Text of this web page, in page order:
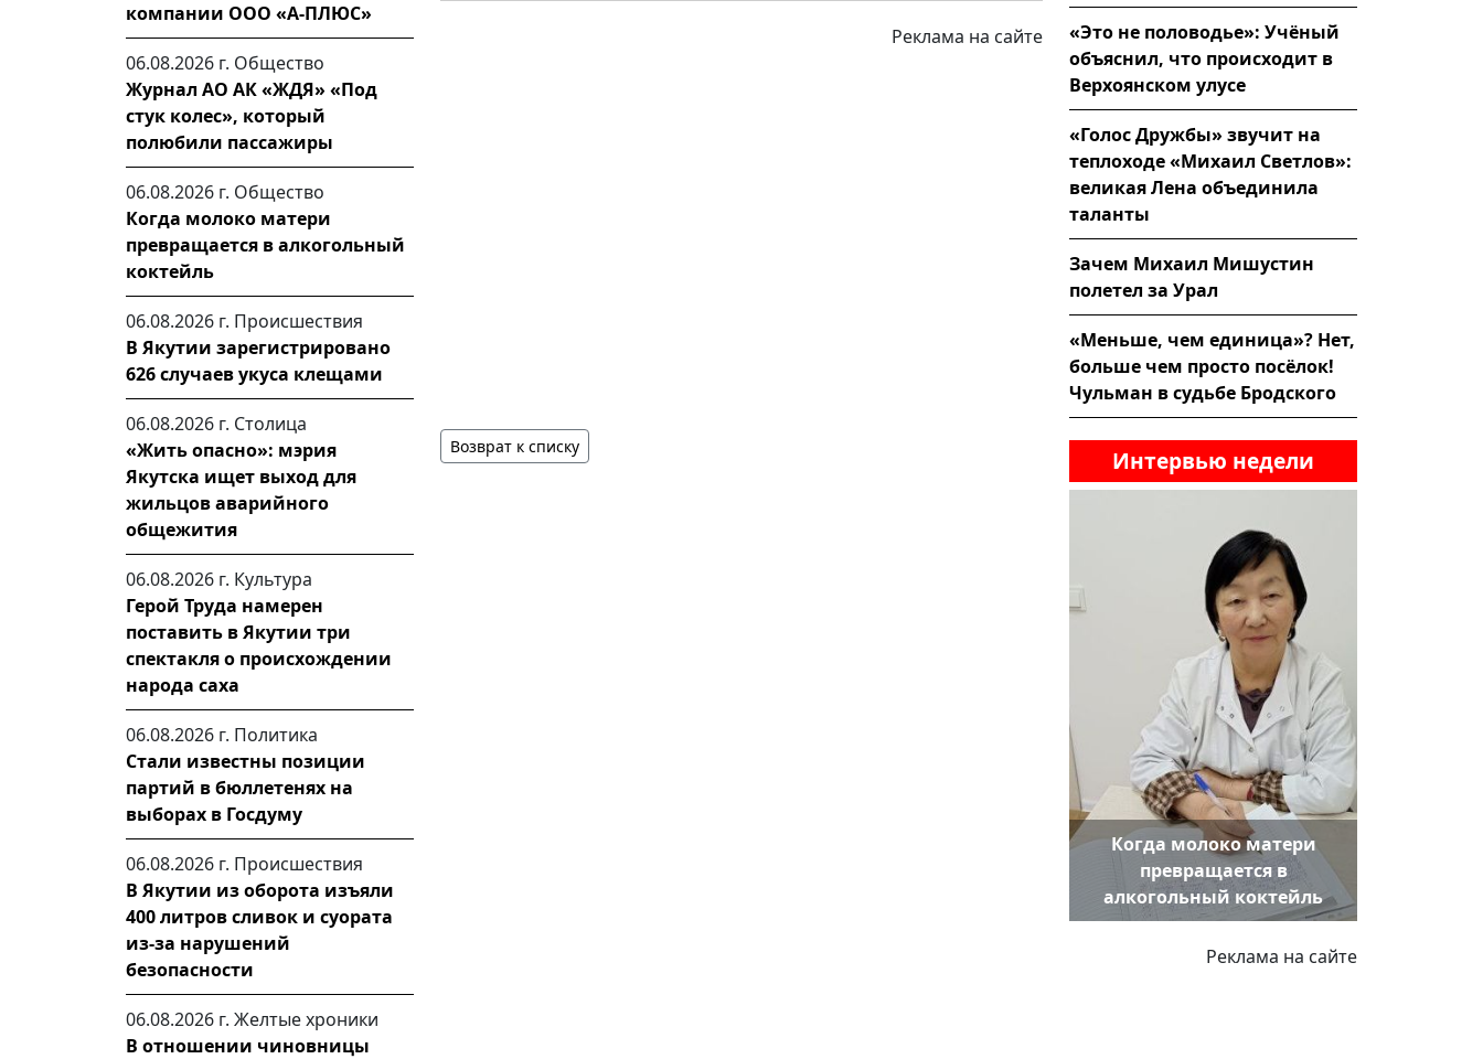
компании ООО «А-ПЛЮС»
06.08.2026 г. Общество
Журнал АО АК «ЖДЯ» «Под
стук колес», который
полюбили пассажиры
06.08.2026 г. Общество
Когда молоко матери
превращается в алкогольный
коктейль
06.08.2026 г. Происшествия
В Якутии зарегистрировано
626 случаев укуса клещами
06.08.2026 г. Столица
«Жить опасно»: мэрия
Якутска ищет выход для
жильцов аварийного
общежития
06.08.2026 г. Культура
Герой Труда намерен
поставить в Якутии три
спектакля о происхождении
народа саха
06.08.2026 г. Политика
Стали известны позиции
партий в бюллетенях на
выборах в Госдуму
06.08.2026 г. Происшествия
В Якутии из оборота изъяли
400 литров сливок и суората
из-за нарушений
безопасности
06.08.2026 г. Желтые хроники
В отношении чиновницы
Реклама на сайте
Возврат к списку
«Это не половодье»: Учёный
объяснил, что происходит в
Верхоянском улусе
«Голос Дружбы» звучит на
теплоходе «Михаил Светлов»:
великая Лена объединила
таланты
Зачем Михаил Мишустин
полетел за Урал
«Меньше, чем единица»? Нет,
больше чем просто посёлок!
Чульман в судьбе Бродского
Интервью недели
Когда молоко матери
превращается в
алкогольный коктейль
Реклама на сайте